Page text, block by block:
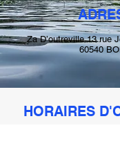
Za D’outreville 13 rue
60540
HORAIRES